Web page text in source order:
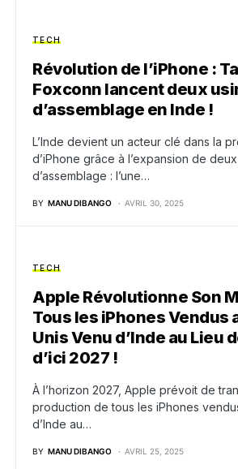
TECH
Révolution de l’iPhone :
Foxconn lancent deux
d’assemblage en Inde !
L’Inde devient un acteur clé dans la
d’iPhone grâce à l’expansion de
d’assemblage : l’une…
BY MANU DIBANGO AVRIL 30, 2025
TECH
Apple Révolutionne Son
Tous les iPhones Vendus
Unis Venu d’Inde au Lieu
d’ici 2027 !
À l’horizon 2027, Apple prévoit de
production de tous les iPhones
d’Inde au…
BY MANU DIBANGO AVRIL 25, 2025